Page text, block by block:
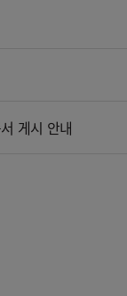
게시 안내